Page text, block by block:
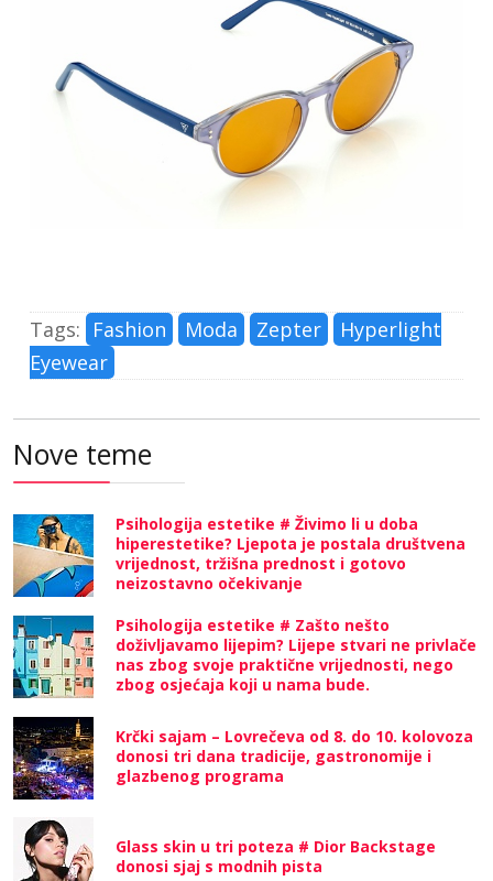
Tags: Fashion Moda Zepter
Hyperlight
Eyewear
Nove teme
Psihologija estetike # Živimo li u doba
hiperestetike? Ljepota je postala društvena
vrijednost, tržišna prednost i gotovo
neizostavno očekivanje
Psihologija estetike # Zašto nešto
doživljavamo lijepim? Lijepe stvari ne privlače
nas zbog svoje praktične vrijednosti, nego
zbog osjećaja koji u nama bude.
Krčki sajam – Lovrečeva od 8. do 10. kolovoza
donosi tri dana tradicije, gastronomije i
glazbenog programa
Glass skin u tri poteza # Dior Backstage
donosi sjaj s modnih pista